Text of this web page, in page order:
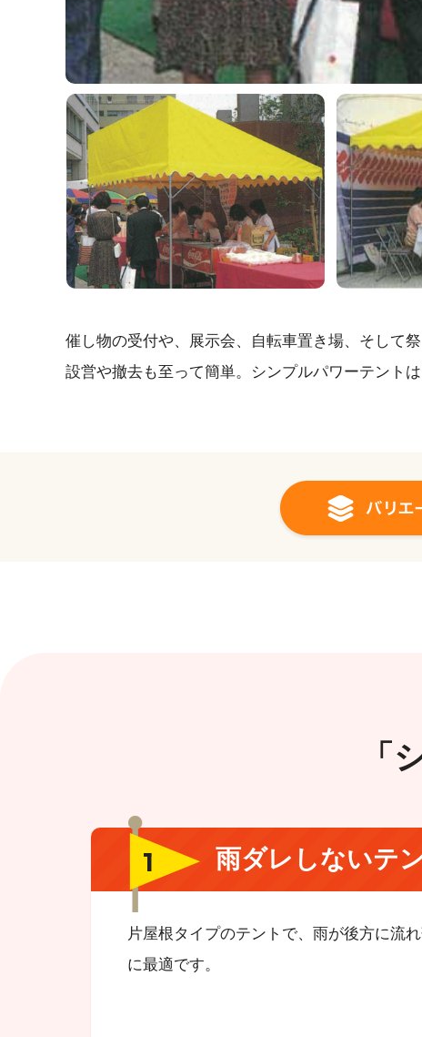
催し物の受付や、展示会、自転車置き場、そして
設営や撤去も至って簡単。シンプルパワーテント
「
雨ダレしないテ
片屋根タイプのテントで、雨が後方に流
に最適です。